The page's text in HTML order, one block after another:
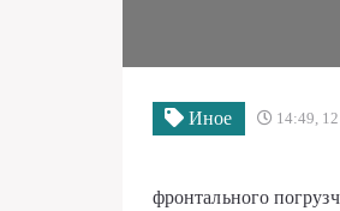
Иное 14:49,
фронтального